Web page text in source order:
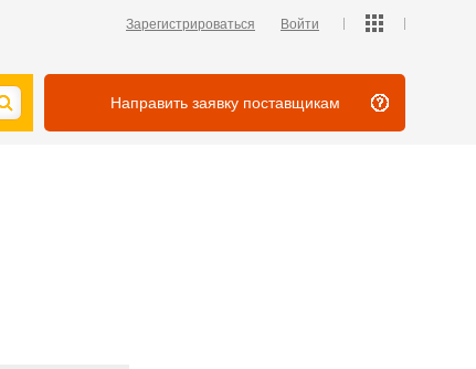
Зарегистрироваться Войти
Направить заявку поставщикам